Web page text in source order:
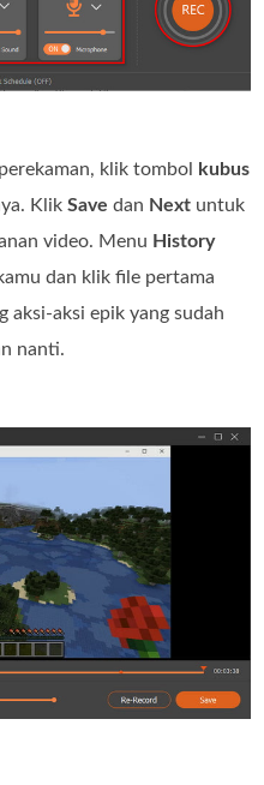
klik tombol
kubus
KlikSave dan Next untuk
video. Menu History
dan klik file pertama
aksi-aksi epik yang sudah
nanti.